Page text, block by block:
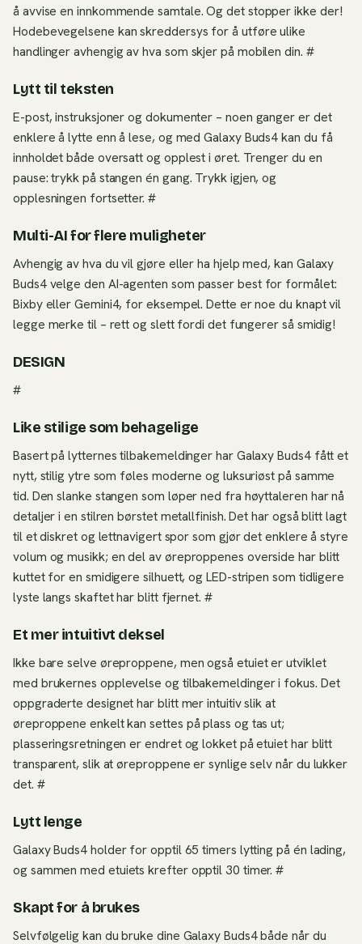
å avvise en innkommende samtale. Og det stopper ikke der!
Hodebevegelsene kan skreddersys for å utføre ulike
handlinger avhengig av hva som skjer på mobilen din. #
Lytt til teksten
E-post, instruksjoner og dokumenter – noen ganger er det
enklere å lytte enn å lese, og med Galaxy Buds4 kan du få
innholdet både oversatt og opplest i øret. Trenger du en
pause: trykk på stangen én gang. Trykk igjen, og
opplesningen fortsetter. #
Multi-AI for flere muligheter
Avhengig av hva du vil gjøre eller ha hjelp med, kan Galaxy
Buds4 velge den AI-agenten som passer best for formålet:
Bixby eller Gemini4, for eksempel. Dette er noe du knapt vil
legge merke til – rett og slett fordi det fungerer så smidig!
DESIGN
#
Like stilige som behagelige
Basert på lytternes tilbakemeldinger har Galaxy Buds4 fått et
nytt, stilig ytre som føles moderne og luksuriøst på samme
tid. Den slanke stangen som løper ned fra høyttaleren har nå
detaljer i en stilren børstet metallfinish. Det har også blitt lagt
til et diskret og lettnavigert spor som gjør det enklere å styre
volum og musikk; en del av øreproppenes overside har blitt
kuttet for en smidigere silhuett, og LED-stripen som tidligere
lyste langs skaftet har blitt fjernet. #
Et mer intuitivt deksel
Ikke bare selve øreproppene, men også etuiet er utviklet
med brukernes opplevelse og tilbakemeldinger i fokus. Det
oppgraderte designet har blitt mer intuitiv slik at
øreproppene enkelt kan settes på plass og tas ut;
plasseringsretningen er endret og lokket på etuiet har blitt
transparent, slik at øreproppene er synlige selv når du lukker
det. #
Lytt lenge
Galaxy Buds4 holder for opptil 65 timers lytting på én lading,
og sammen med etuiets krefter opptil 30 timer. #
Skapt for å brukes
Selvfølgelig kan du bruke dine Galaxy Buds4 både når du